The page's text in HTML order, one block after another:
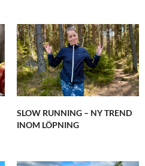
SLOW RUNNING – NY TREND
INOM LÖPNING